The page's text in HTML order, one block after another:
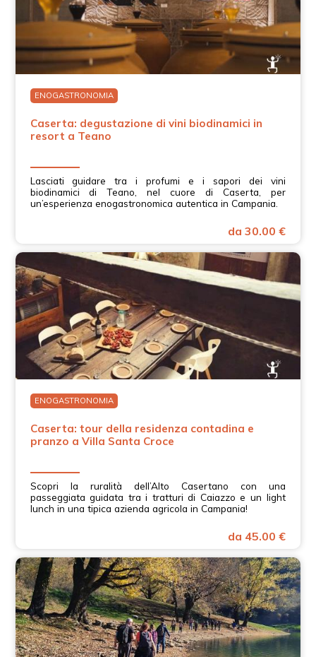
ENOGASTRONOMIA
Caserta: degustazione di vini biodinamici in
resort a Teano
Lasciati guidare tra i profumi e i sapori dei vini
biodinamici di Teano, nel cuore di Caserta, per
un’esperienza enogastronomica autentica in Campania.
da 30.00 €
ENOGASTRONOMIA
Caserta: tour della residenza contadina e
pranzo a Villa Santa Croce
Scopri la ruralità dell’Alto Casertano con una
passeggiata guidata tra i tratturi di Caiazzo e un light
lunch in una tipica azienda agricola in Campania!
da 45.00 €